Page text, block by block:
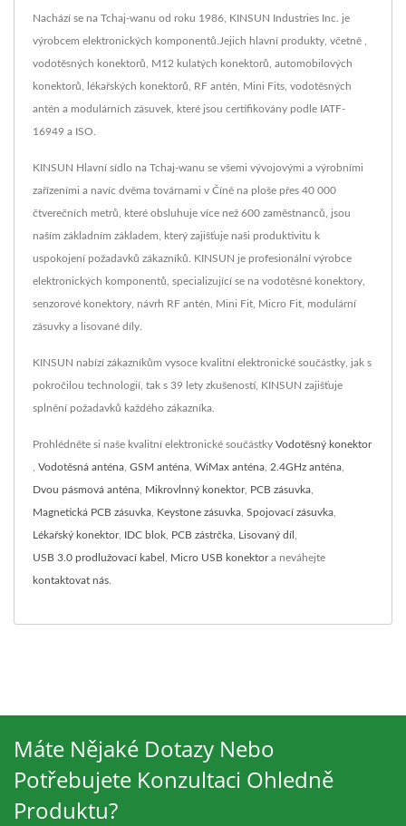
Nachází se na Tchaj-wanu od roku 1986, KINSUN Industries Inc. je
výrobcem elektronických komponentů.Jejich hlavní produkty, včetně ,
vodotěsných konektorů, M12 kulatých konektorů, automobilových
konektorů, lékařských konektorů, RF antén, Mini Fits, vodotěsných
antén a modulárních zásuvek, které jsou certifikovány podle IATF-
16949 a ISO.
KINSUN Hlavní sídlo na Tchaj-wanu se všemi vývojovými a výrobními
zařízeními a navíc dvěma továrnami v Číně na ploše přes 40 000
čtverečních metrů, které obsluhuje více než 600 zaměstnanců, jsou
naším základním základem, který zajišťuje naši produktivitu k
uspokojení požadavků zákazníků. KINSUN je profesionální výrobce
elektronických komponentů, specializující se na vodotěsné konektory,
senzorové konektory, návrh RF antén, Mini Fit, Micro Fit, modulární
zásuvky a lisované díly.
KINSUN nabízí zákazníkům vysoce kvalitní elektronické součástky, jak s
pokročilou technologií, tak s 39 lety zkušeností, KINSUN zajišťuje
splnění požadavků každého zákazníka.
Prohlédněte si naše kvalitní elektronické součástky Vodotěsný konektor
Vodotěsná anténa GSM anténa WiMax anténa 2.4GHz anténa
Dvou pásmová anténa Mikrovlnný konektor, PCB zásuvka
Magnetická PCB zásuvka Keystone zásuvka Spojovací zásuvka
Lékařský konektor, IDC blok PCB zástrčka Lisovaný díl
USB 3.0 prodlužovací kabel Micro USB konektora neváhejte
kontaktovat nás
Máte Nějaké Dotazy Nebo
Potřebujete Konzultaci Ohledně
Produktu?